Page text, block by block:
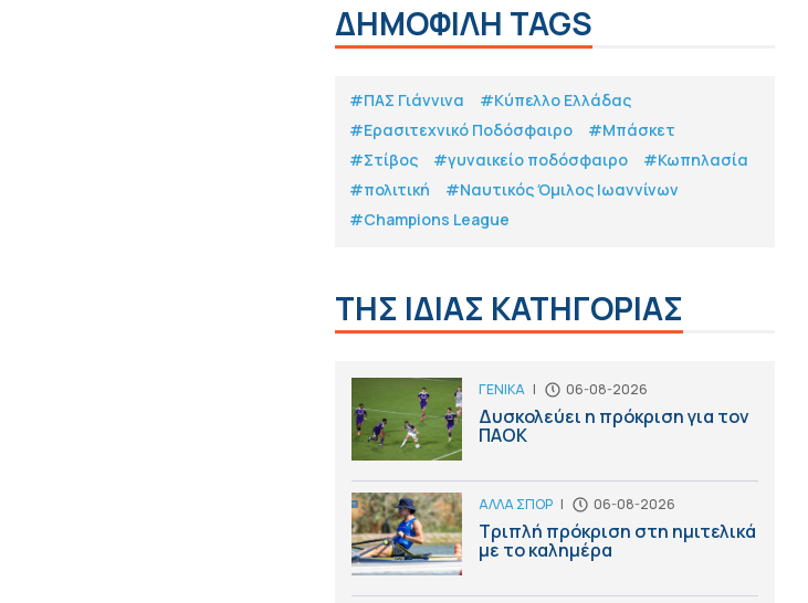
ΔΗΜΟΦΙΛΗ TAGS
#ΠΑΣ Γιάννινα
#Κύπελλο Ελλάδας
#Eρασιτεχνικό Ποδόσφαιρο
#Μπάσκετ
#Στίβος
#γυναικείο ποδόσφαιρο
#Κωπηλασία
#πολιτική
#Ναυτικός Όμιλος Ιωαννίνων
#Champions League
ΤΗΣ ΙΔΙΑΣ ΚΑΤΗΓΟΡΙΑΣ
ΓΕΝΙΚΑ | 06-08-2026
Δυσκολεύει η πρόκριση για τον
ΠΑΟΚ
ΑΛΛΑ ΣΠΟΡ | 06-08-2026
Τριπλή πρόκριση στη ημιτελικά
με το καλημέρα